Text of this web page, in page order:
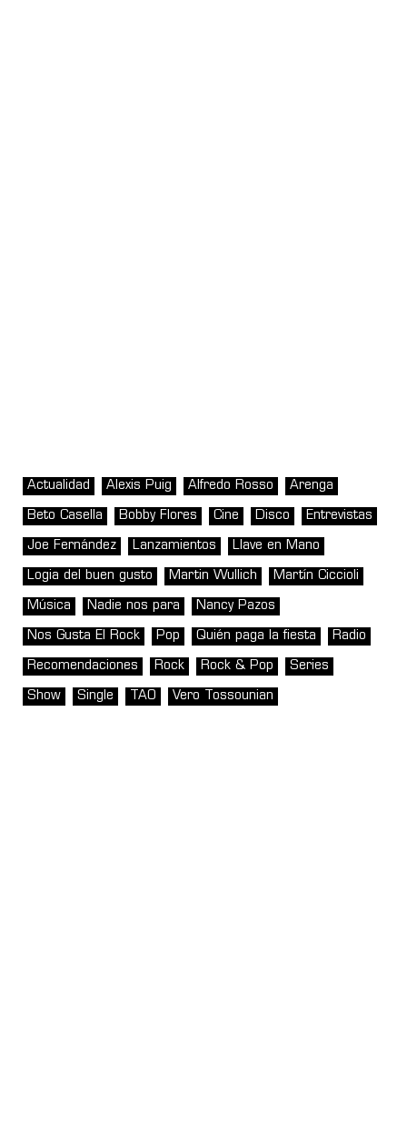
Actualidad Alexis Puig Alfredo Rosso Arenga
Beto Casella Bobby Flores Cine Disco Entrevistas
Joe Fernández Lanzamientos Llave en Mano
Logia del buen gusto Martin Wullich Martín Ciccioli
Música Nadie nos para Nancy Pazos
Nos Gusta El Rock Pop Quién paga la fiesta Radio
Recomendaciones Rock Rock & Pop Series
Show Single TAO Vero Tossounian